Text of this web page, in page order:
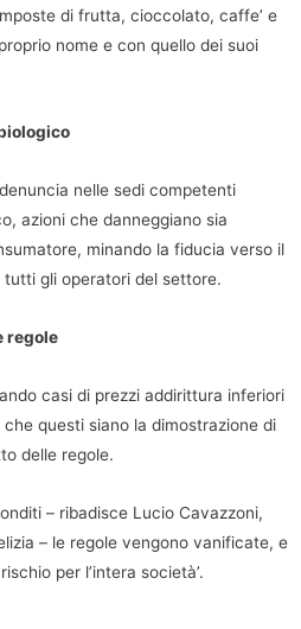
di frutta, cioccolato, caffe’ e
nome e con quello dei suoi
nelle sedi competenti
azioni che danneggiano sia
minando la fiducia verso il
gli operatori del settore.
regole
casi di prezzi addirittura inferiori
questi siano la dimostrazione di
delle regole.
– ribadisce Lucio Cavazzoni,
– le regole vengono vanificate, e
per l’intera società’.